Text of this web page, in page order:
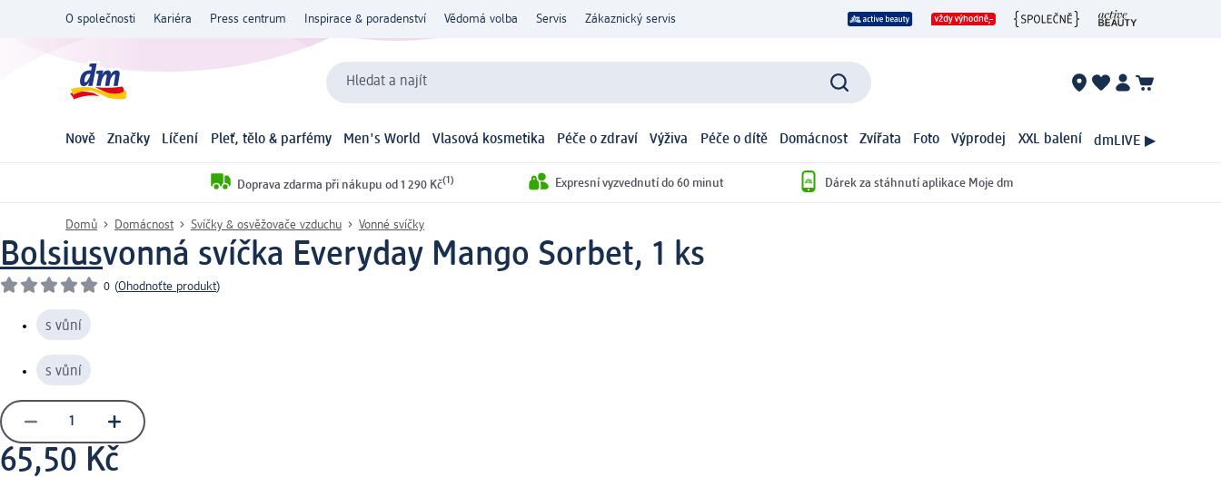
O společnosti Kariéra Press centrum Inspirace & poradenství Vědomá volba Servis Zákaznický servis
Hledat a najít
Nově Značky Líčení Pleť, tělo & parfémy Men's World Vlasová kosmetika Péče o zdraví Výživa Péče o dítě Domácnost Zvířata Foto Výprodej XXL balení dmLIVE ▶
Doprava zdarma při nákupu od 1 290 Kč(1) Expresní vyzvednutí do 60 minut Dárek za stáhnutí aplikace Moje dm
Domů Domácnost Svíčky & osvěžovače vzduchu Vonné svíčky
Bolsiusvonná svíčka Everyday Mango Sorbet, 1 ks
0 (Ohodnoťte produkt)
s vůní
s vůní
65,50 Kč